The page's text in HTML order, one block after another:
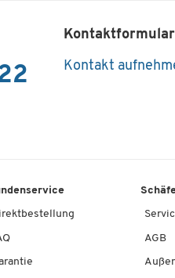
Kontaktformular
Kontakt
AGB